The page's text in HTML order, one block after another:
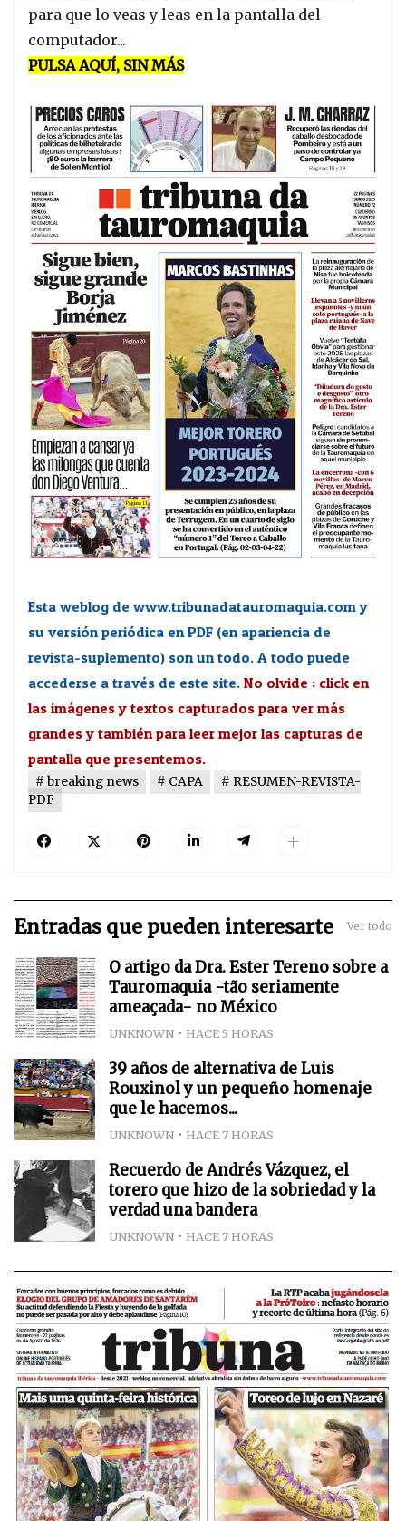
para que lo veas y leas en la pantalla del
computador...
PULSA AQUÍ, SIN MÁS
Esta weblog de www.tribunadatauromaquia.com y
su versión periódica en PDF (en apariencia de
revista-suplemento) son un todo. A todo puede
accederse a través de este site. No olvide : click en
las imágenes y textos capturados para ver más
grandes y también para leer mejor las capturas de
pantalla que presentemos.
breaking news CAPA
RESUMEN-REVISTA-
PDF
Entradas que pueden interesarte Ver todo
O artigo da Dra. Ester Tereno sobre a
Tauromaquia -tão seriamente
ameaçada- no México
UNKNOWN HACE 5 HORAS
39 años de alternativa de Luis
Rouxinol y un pequeño homenaje
que le hacemos...
UNKNOWN HACE 7 HORAS
Recuerdo de Andrés Vázquez, el
torero que hizo de la sobriedad y la
verdad una bandera
UNKNOWN HACE 7 HORAS